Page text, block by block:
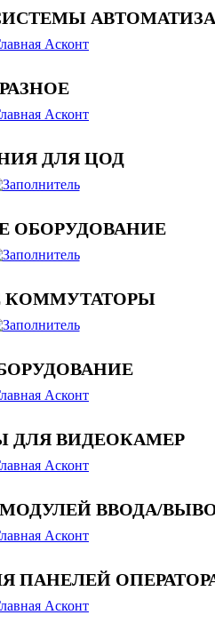
РАЗНОЕ
ДЛЯ ЦОД
ОБОРУДОВАНИЕ
КОММУТАТОРЫ
ДЛЯ ВИДЕОКАМЕР
ВВОДА/
ПАНЕЛЕЙ